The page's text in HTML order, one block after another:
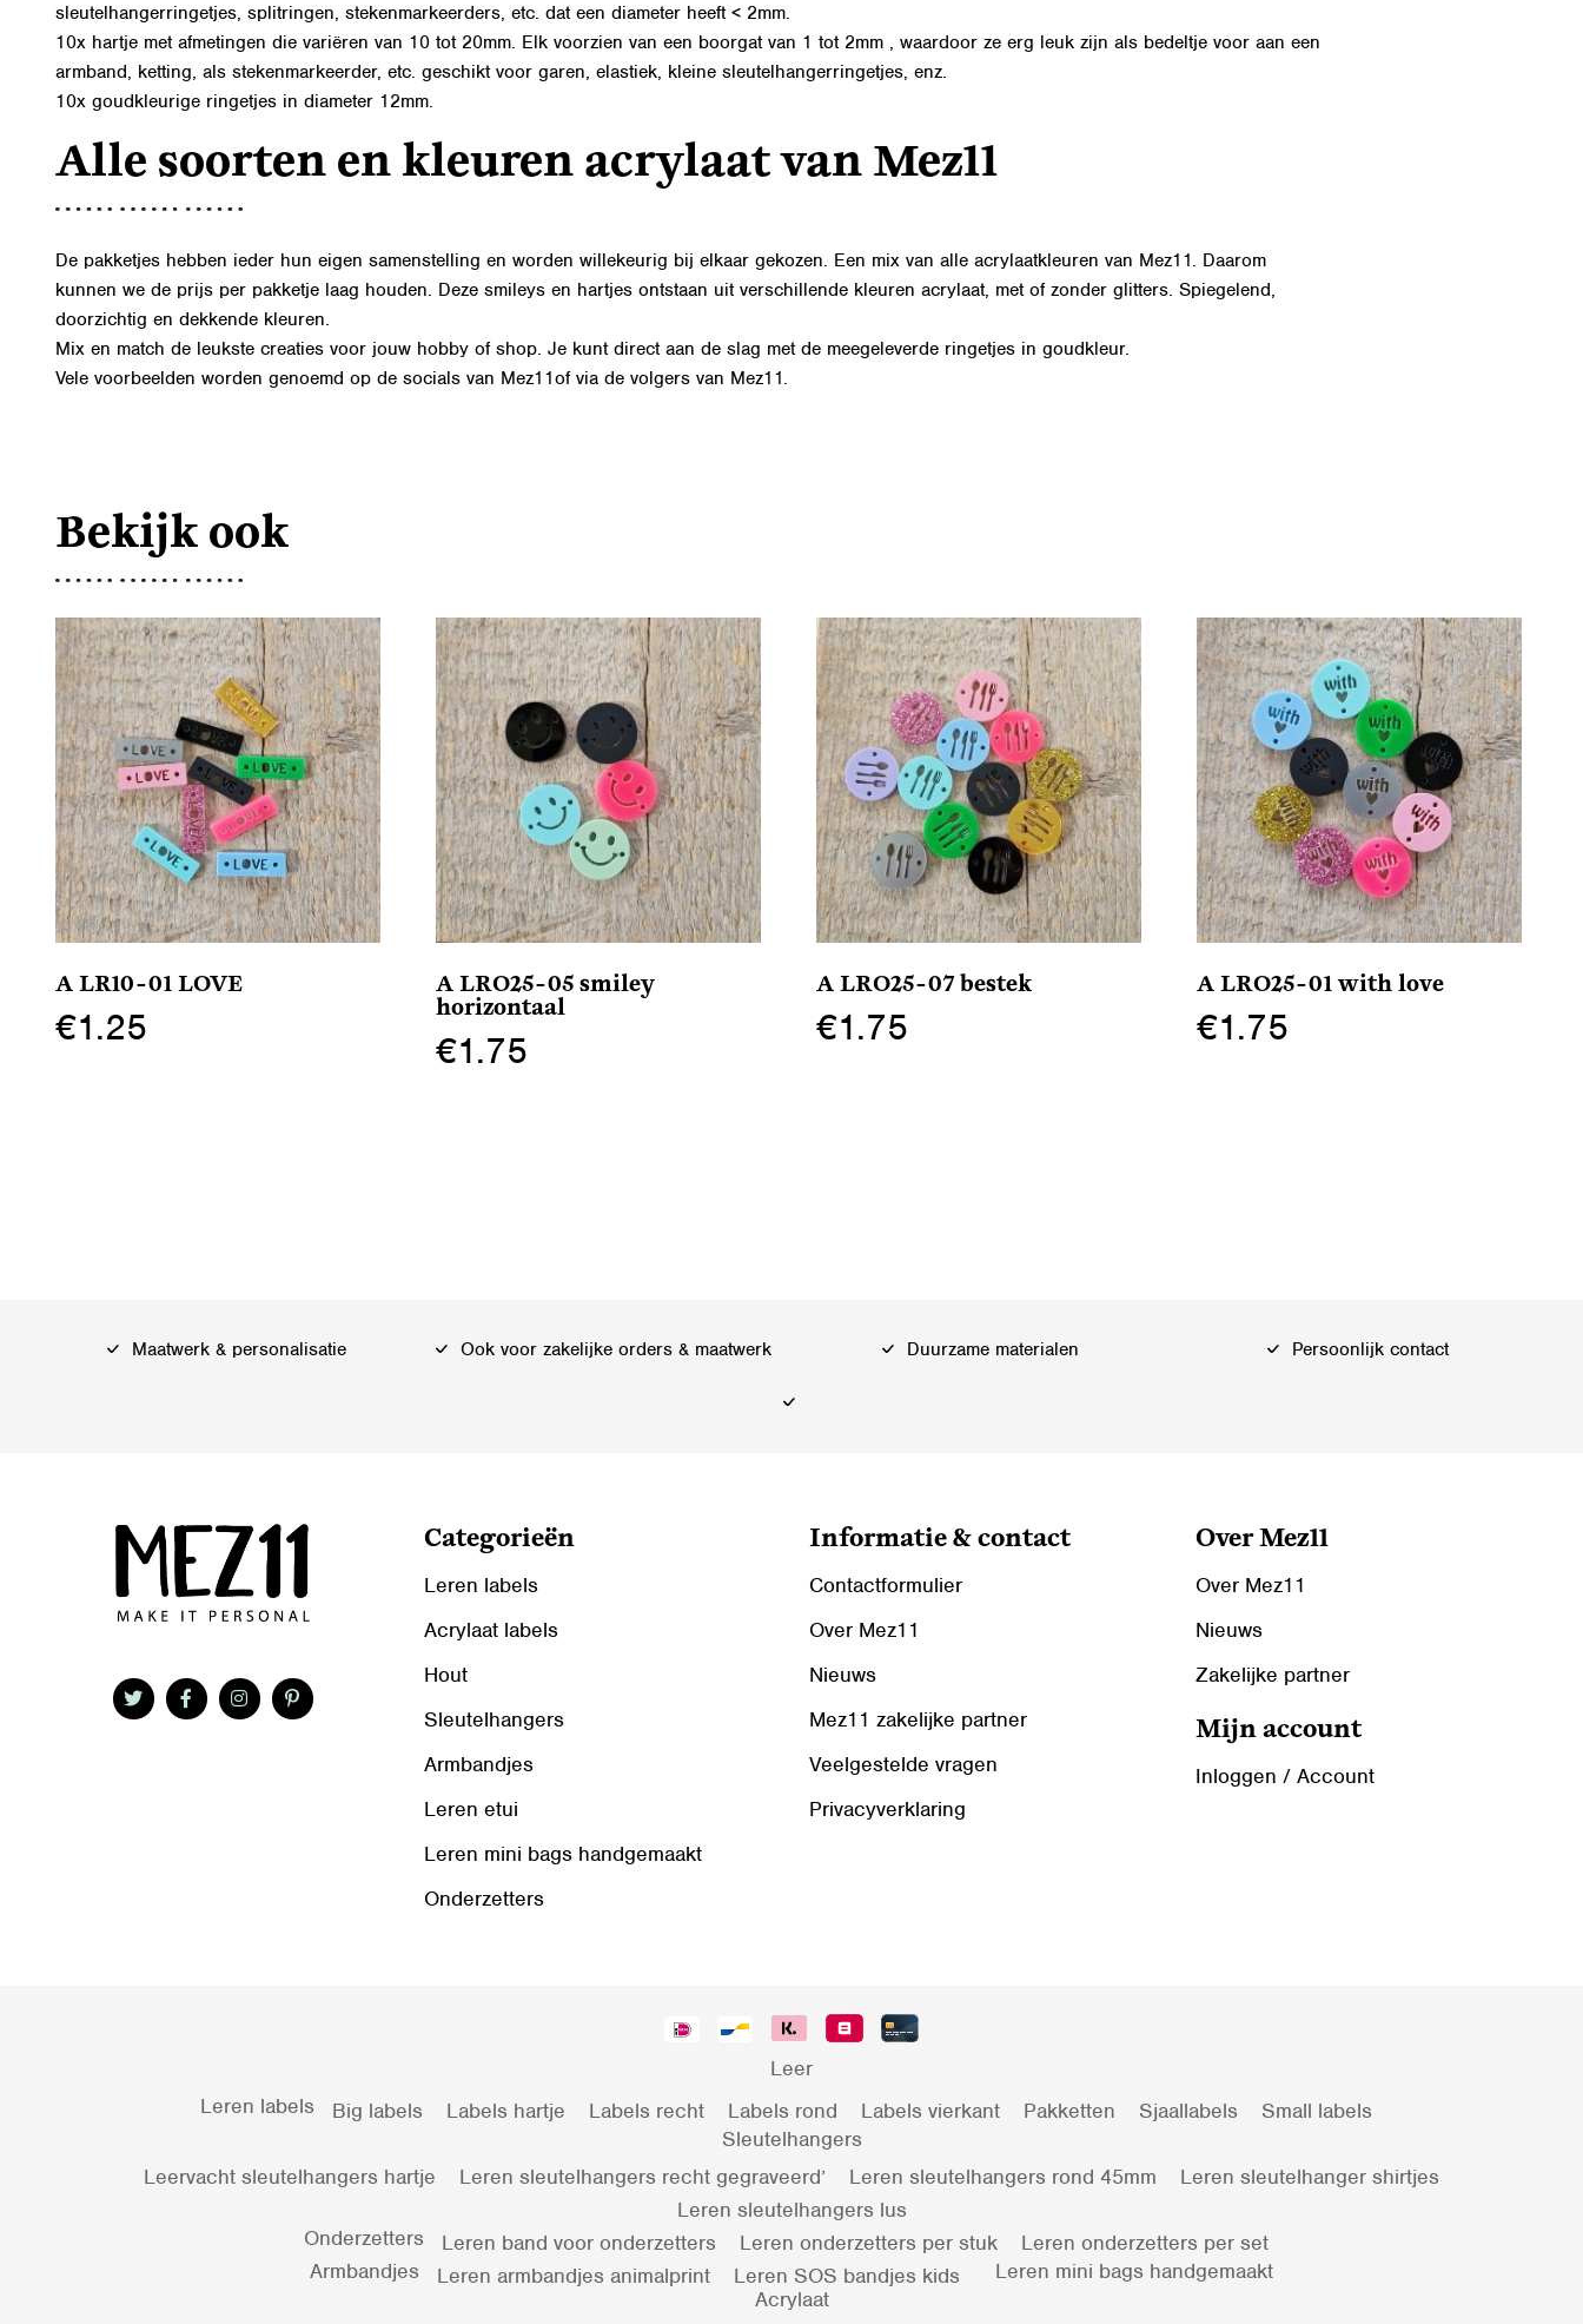
sleutelhangerringetjes, splitringen, stekenmarkeerders, etc. dat een diameter heeft < 2mm.
10x hartje met afmetingen die variëren van 10 tot 20mm. Elk voorzien van een boorgat van 1 tot 2mm , waardoor ze erg leuk zijn als bedeltje voor aan een
armband, ketting, als stekenmarkeerder, etc. geschikt voor garen, elastiek, kleine sleutelhangerringetjes, enz.
10x goudkleurige ringetjes in diameter 12mm.
Alle soorten en kleuren acrylaat van Mez11
De pakketjes hebben ieder hun eigen samenstelling en worden willekeurig bij elkaar gekozen. Een mix van alle acrylaatkleuren van Mez11. Daarom
kunnen we de prijs per pakketje laag houden. Deze smileys en hartjes ontstaan uit verschillende kleuren acrylaat, met of zonder glitters. Spiegelend,
doorzichtig en dekkende kleuren.
Mix en match de leukste creaties voor jouw hobby of shop. Je kunt direct aan de slag met de meegeleverde ringetjes in goudkleur.
Vele voorbeelden worden genoemd op de socials van Mez11of via de volgers van Mez11.
Bekijk ook
A LR10-01 LOVE
€1.25
A LRO25-05 smiley
horizontaal
€1.75
A LRO25-07 bestek
€1.75
A LRO25-01 with love
€1.75
Maatwerk & personalisatie Ook voor zakelijke orders & maatwerk Duurzame materialen Persoonlijk contact
Categorieën
Leren labels
Acrylaat labels
Hout
Sleutelhangers
Armbandjes
Leren etui
Leren mini bags handgemaakt
Onderzetters
Informatie & contact
Contactformulier
Over Mez11
Nieuws
Mez11 zakelijke partner
Veelgestelde vragen
Privacyverklaring
Over Mez11
Over Mez11
Nieuws
Zakelijke partner
Mijn account
Inloggen / Account
Leer
Leren labels
Big labels Labels hartje Labels recht Labels rond Labels vierkant Pakketten Sjaallabels
Small labels
Sleutelhangers
Leervacht sleutelhangers hartje
Leren sleutelhangers recht gegraveerd’ Leren sleutelhangers rond 45mm
Leren sleutelhanger shirtjes
Leren sleutelhangers lus
Onderzetters
Leren band voor onderzetters Leren onderzetters per stuk
Leren onderzetters per set
Armbandjes
Leren armbandjes animalprint Leren SOS bandjes kids
Leren mini bags handgemaakt
Acrylaat